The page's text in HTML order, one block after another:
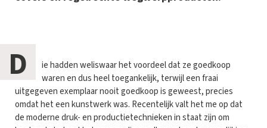
D
ie hadden weliswaar het voordeel dat ze goedkoop
waren en dus heel toegankelijk, terwijl een fraai
uitgegeven exemplaar nooit goedkoop is geweest, precies
omdat het een kunstwerk was. Recentelijk valt het me op dat
de moderne druk- en productietechnieken in staat zijn om